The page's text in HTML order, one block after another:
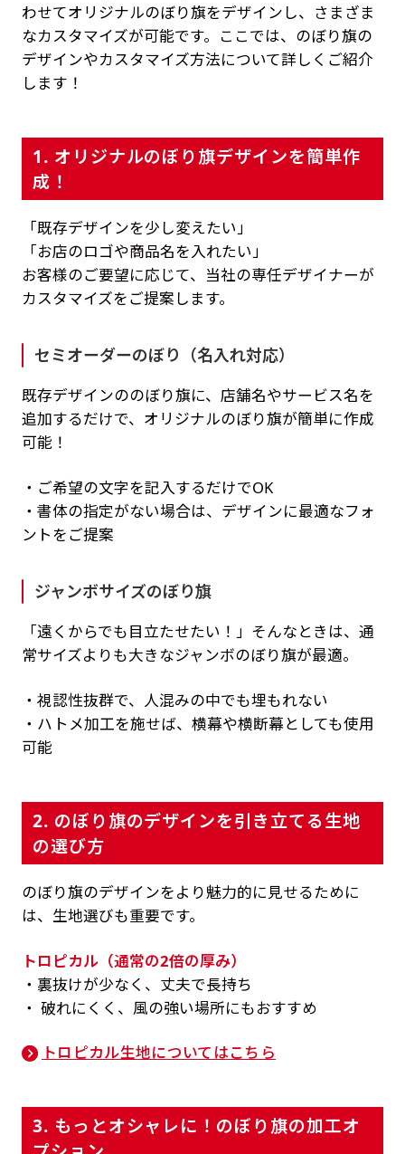
わせてオリジナルのぼり旗をデザインし、さまざま
なカスタマイズが可能です。ここでは、のぼり旗の
デザインやカスタマイズ方法について詳しくご紹介
します！
1. オリジナルのぼり旗デザインを簡単作
成！
「既存デザインを少し変えたい」
「お店のロゴや商品名を入れたい」
お客様のご要望に応じて、当社の専任デザイナーが
カスタマイズをご提案します。
セミオーダーのぼり（名入れ対応）
既存デザインののぼり旗に、店舗名やサービス名を
追加するだけで、オリジナルのぼり旗が簡単に作成
可能！
・ご希望の文字を記入するだけでOK
・書体の指定がない場合は、デザインに最適なフォ
ントをご提案
ジャンボサイズのぼり旗
「遠くからでも目立たせたい！」そんなときは、通
常サイズよりも大きなジャンボのぼり旗が最適。
・視認性抜群で、人混みの中でも埋もれない
・ハトメ加工を施せば、横幕や横断幕としても使用
可能
2. のぼり旗のデザインを引き立てる生地
の選び方
のぼり旗のデザインをより魅力的に見せるために
は、生地選びも重要です。
トロピカル（通常の2倍の厚み）
・裏抜けが少なく、丈夫で長持ち
・ 破れにくく、風の強い場所にもおすすめ
トロピカル生地についてはこちら
3. もっとオシャレに！のぼり旗の加工オ